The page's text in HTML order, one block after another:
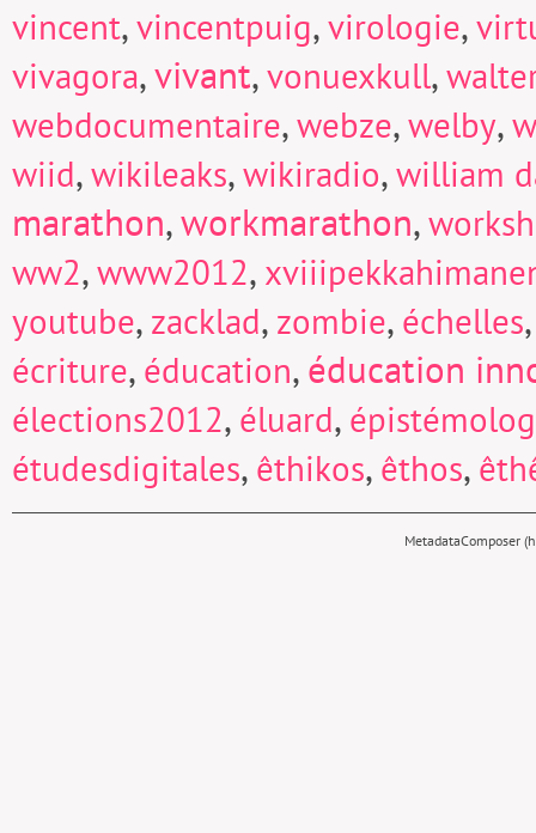
vincent,vincentpuig,virologie,
vivagora,vivant,vonuexkull,
webdocumentaire,webze,welby,
wiid,wikileaks,wikiradio,william
marathon,workmarathon,
ww2,www2012,
youtube, zacklad, zombie, échelles
écriture, éducation,éducation
élections2012, éluard,
étudesdigitales, êthikos, êthos,
MetadataComposer